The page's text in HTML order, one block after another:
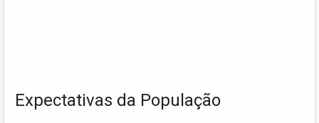
Expectativas da População